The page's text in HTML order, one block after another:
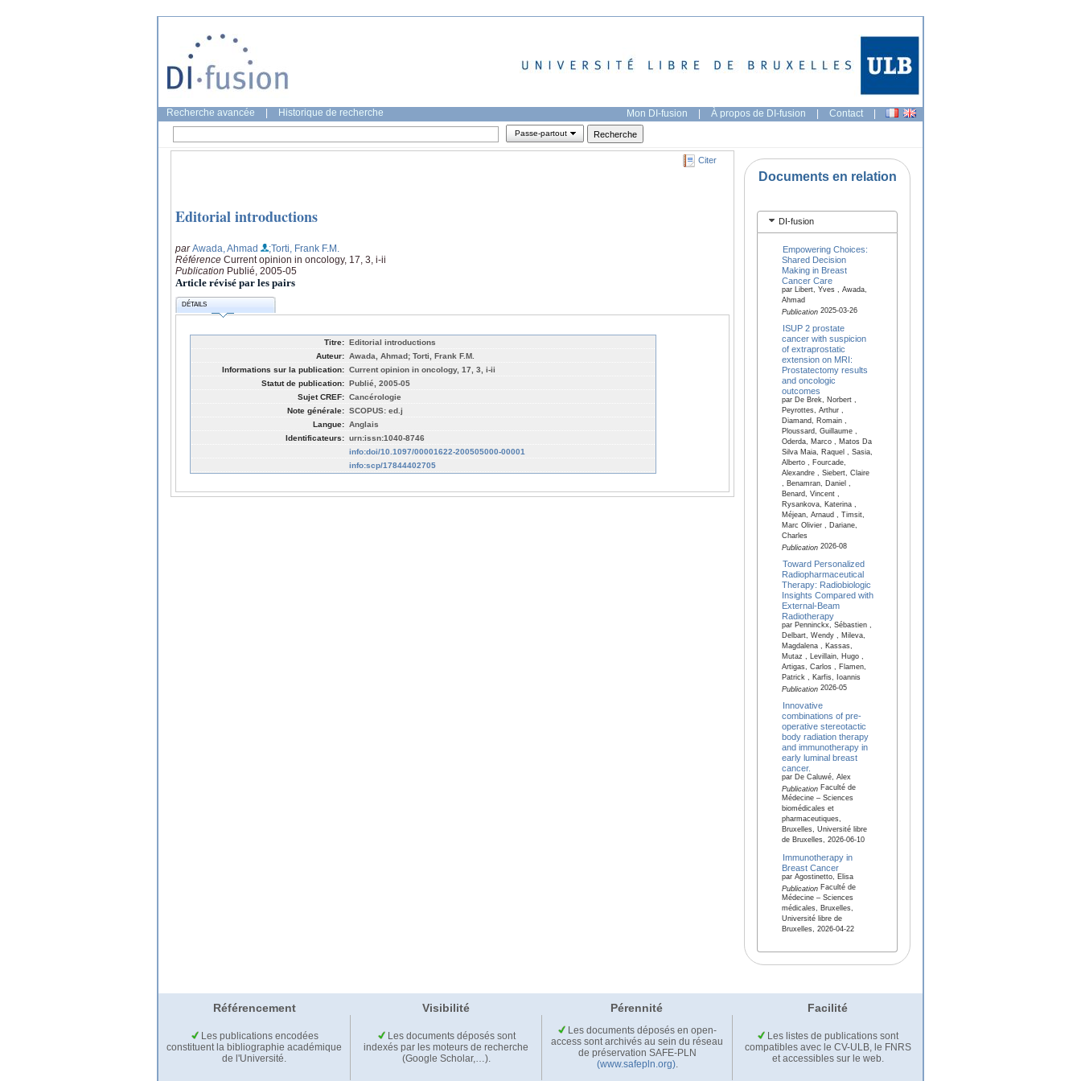
Recherche avancée Historique de recherche Mon DI-fusion | À propos de DI-fusion | Contact |
Passe-partout
Citer
Editorial introductions
parAwada, Ahmad
;Torti, Frank F.M.
Référence Current opinion in oncology, 17, 3, i-ii
Publication Publié, 2005-05
Article révisé par les pairs
DÉTAILS
Titre: Editorial introductions
Auteur: Awada, Ahmad; Torti, Frank F.M.
Informations sur la publication: Current opinion in oncology, 17, 3, i-ii
Statut de publication: Publié, 2005-05
Sujet CREF: Cancérologie
Note générale: SCOPUS: ed.j
Langue: Anglais
Identificateurs: urn:issn:1040-8746
info:doi/10.1097/00001622-200505000-00001
info:scp/17844402705
Documents en relation
DI-fusion
Empowering Choices:
Shared Decision
Making in Breast
Cancer Care
par Libert, Yves , Awada,
Ahmad
Publication2025-03-26
ISUP 2 prostate
cancer with suspicion
of extraprostatic
extension on MRI:
Prostatectomy results
and oncologic
outcomes
par De Brek, Norbert ,
Peyrottes, Arthur ,
Diamand, Romain ,
Ploussard, Guillaume ,
Oderda, Marco , Matos Da
Silva Maia, Raquel , Sasia,
Alberto , Fourcade,
Alexandre , Siebert, Claire
, Benamran, Daniel ,
Benard, Vincent ,
Rysankova, Katerina ,
Méjean, Arnaud , Timsit,
Marc Olivier , Dariane,
Charles
Publication2026-08
Toward Personalized
Radiopharmaceutical
Therapy: Radiobiologic
Insights Compared with
External-Beam
Radiotherapy
par Penninckx, Sébastien ,
Delbart, Wendy , Mileva,
Magdalena , Kassas,
Mutaz , Levillain, Hugo ,
Artigas, Carlos , Flamen,
Patrick , Karfis, Ioannis
Publication2026-05
Innovative
combinations of pre-
operative stereotactic
body radiation therapy
and immunotherapy in
early luminal breast
cancer.
par De Caluwé, Alex
PublicationFaculté de
Médecine – Sciences
biomédicales et
pharmaceutiques,
Bruxelles, Université libre
de Bruxelles, 2026-06-10
Immunotherapy in
Breast Cancer
par Agostinetto, Elisa
PublicationFaculté de
Médecine – Sciences
médicales, Bruxelles,
Université libre de
Bruxelles, 2026-04-22
Référencement Visibilité Pérennité Facilité
Les publications encodées
constituent la bibliographie académique
de l'Université.
Les documents déposés sont
indexés par les moteurs de recherche
(Google Scholar,…).
Les documents déposés en open-
access sont archivés au sein du réseau
de préservation SAFE-PLN
(www.safepln.org).
Les listes de publications sont
compatibles avec le CV-ULB, le FNRS
et accessibles sur le web.